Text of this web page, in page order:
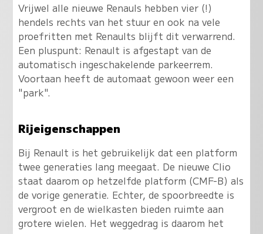
Vrijwel alle nieuwe Renauls hebben vier (!)
hendels rechts van het stuur en ook na vele
proefritten met Renaults blijft dit verwarrend.
Een pluspunt: Renault is afgestapt van de
automatisch ingeschakelende parkeerrem.
Voortaan heeft de automaat gewoon weer een
"park".
Rijeigenschappen
Bij Renault is het gebruikelijk dat een platform
twee generaties lang meegaat. De nieuwe Clio
staat daarom op hetzelfde platform (CMF-B) als
de vorige generatie. Echter, de spoorbreedte is
vergroot en de wielkasten bieden ruimte aan
grotere wielen. Het weggedrag is daarom het